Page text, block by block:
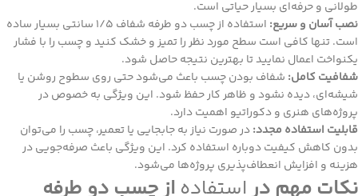
طولانی و حرفه‌ای بسیار حیاتی است.
نصب آسان و سریع:
استفاده از چسب دو طرفه شفاف 1/5 سانتی بسیار ساده
است. تنها کافی است سطح مورد نظر را تمیز و خشک کنید و چسب را با فشار
یکنواخت اعمال نمایید تا بهترین نتیجه حاصل شود.
شفافیت کامل: شفاف بودن چسب باعث می‌شود حتی روی سطوح روشن یا
شیشه‌ای، دیده نشود و ظاهر کار حفظ شود. این ویژگی به خصوص در
پروژه‌های هنری و دکوراتیو اهمیت دارد.
قابلیت استفاده مجدد:در صورت نیاز به جابجایی یا تعمیر، چسب را می‌توان
بدون کاهش کیفیت دوباره استفاده کرد. این ویژگی باعث صرفه‌جویی در
هزینه و افزایش انعطاف‌پذیری پروژه‌ها می‌شود.
نکات مهم دراستفاده از چسب دو طرفه